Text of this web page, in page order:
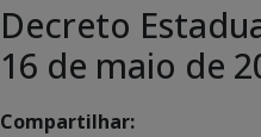
Decreto
16 de maio de
Compartilhar: